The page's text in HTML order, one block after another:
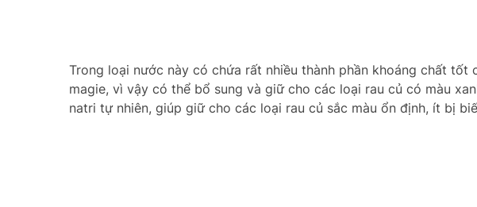
Trong loại nước này có chứa rất nhiều thành phần khoáng chất
magie, vì vậy có thể bổ sung và giữ cho các loại rau củ có màu
natri tự nhiên, giúp giữ cho các loại rau củ sắc màu ổn định, ít bị